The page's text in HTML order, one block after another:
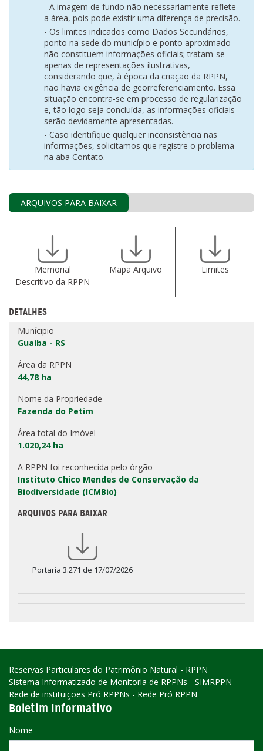
- A imagem de fundo não necessariamente reflete
a área, pois pode existir uma diferença de precisão.
- Os limites indicados como Dados Secundários,
ponto na sede do município e ponto aproximado
não constituem informações oficiais; tratam-se
apenas de representações ilustrativas,
considerando que, à época da criação da RPPN,
não havia exigência de georreferenciamento. Essa
situação encontra-se em processo de regularização
e, tão logo seja concluída, as informações oficiais
serão devidamente apresentadas.
- Caso identifique qualquer inconsistência nas
informações, solicitamos que registre o problema
na aba Contato.
ARQUIVOS PARA BAIXAR
Memorial
Descritivo da RPPN
Mapa Arquivo Limites
DETALHES
Munícipio
Guaíba - RS
Área da RPPN
44,78 ha
Nome da Propriedade
Fazenda do Petim
Área total do Imóvel
1.020,24 ha
A RPPN foi reconhecida pelo órgão
Instituto Chico Mendes de Conservação da
Biodiversidade (ICMBio)
ARQUIVOS PARA BAIXAR
Portaria 3.271 de 17/07/2026
Reservas Particulares do Patrimônio Natural - RPPN
Sistema Informatizado de Monitoria de RPPNs - SIMRPPN
Rede de instituições Pró RPPNs - Rede Pró RPPN
Boletim Informativo
Nome